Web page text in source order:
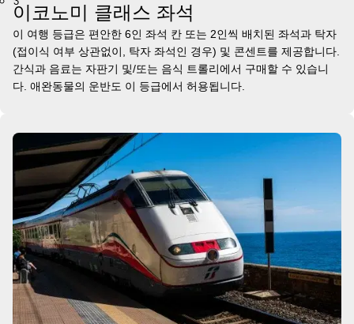
이코노미 클래스 좌석
이 여행 등급은 편안한 6인 좌석 칸 또는 2인씩 배치된 좌석과 탁자
(접이식 여부 상관없이, 탁자 좌석인 경우) 및 콘센트를 제공합니다.
간식과 음료는 자판기 및/또는 음식 트롤리에서 구매할 수 있습니
다. 애완동물의 운반도 이 등급에서 허용됩니다.